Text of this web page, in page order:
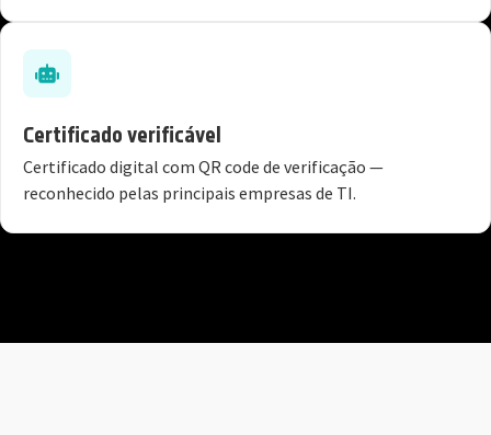
Certificado verificável
Certificado digital com QR code de verificação —
reconhecido pelas principais empresas de TI.